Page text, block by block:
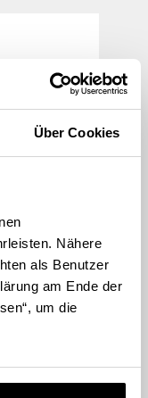
Über Cookies
Nähere
als Benutzer
am Ende der
um die